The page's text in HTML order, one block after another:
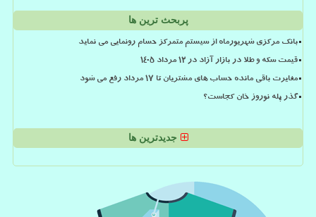
پربحث ترین ها
بانک مرکزی شهریورماه از سیستم متمرکز حسام رونمایی می نماید
قیمت سکه و طلا در بازار آزاد در ۱۲ مرداد ۱۴۰۵
مغایرت باقی مانده حساب های مشتریان تا 17 مرداد رفع می شود
گذر پله نوروز خان کجاست؟
جدیدترین ها